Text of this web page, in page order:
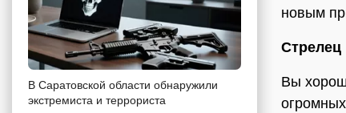
В Саратовской области обнаружили
экстремиста и террориста
новым
Стрелец
Вы